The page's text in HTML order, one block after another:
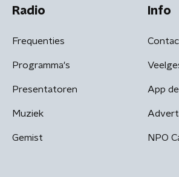
Radio
Frequenties
Programma's
Presentatoren
Muziek
Gemist
Info
App
NPO